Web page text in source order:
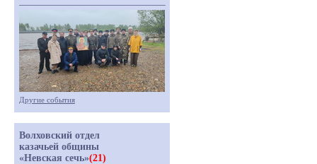
Другие события
Волховский отдел
казачьей общины
«Невская сечь»(21)